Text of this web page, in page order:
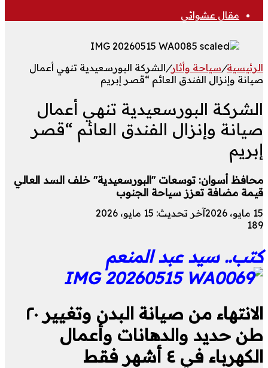
مقال عشوائي
الرئيسية/سياحة وأثار/الشركة البورسعيدية تنهي أعمال
صيانة وإنزال الفندق العائم “قصر إبريم
الشركة البورسعيدية تنهي أعمال
صيانة وإنزال الفندق العائم “قصر
إبريم
محافظ أسوان: توسعات "البورسعيدية" خلف السد العالي
قيمة مضافة تعزز سياحة الجنوب
15 مايو، 2026
آخر تحديث: 15 مايو، 2026
189
كتب.. سيد عبد المنعم
الانتهاء من صيانة البدن وتغيير ٢٠
طن حديد والدهانات وأعمال
الكهرباء في ٤ أشهر فقط